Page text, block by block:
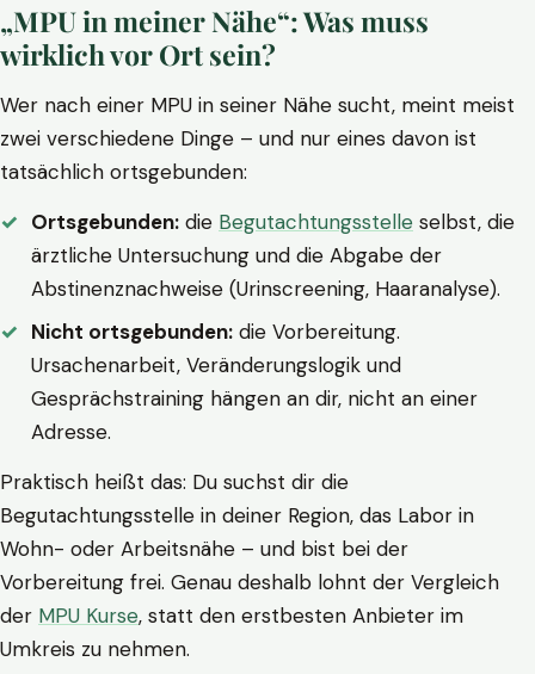
„MPU in meiner Nähe“: Was muss
wirklich vor Ort sein?
Wer nach einer MPU in seiner Nähe sucht, meint meist
zwei verschiedene Dinge – und nur eines davon ist
tatsächlich ortsgebunden:
Ortsgebunden: die Begutachtungsstelle selbst, die
ärztliche Untersuchung und die Abgabe der
Abstinenznachweise (Urinscreening, Haaranalyse).
Nicht ortsgebunden: die Vorbereitung.
Ursachenarbeit, Veränderungslogik und
Gesprächstraining hängen an dir, nicht an einer
Adresse.
Praktisch heißt das: Du suchst dir die
Begutachtungsstelle in deiner Region, das Labor in
Wohn- oder Arbeitsnähe – und bist bei der
Vorbereitung frei. Genau deshalb lohnt der Vergleich
der MPU Kurse, statt den erstbesten Anbieter im
Umkreis zu nehmen.